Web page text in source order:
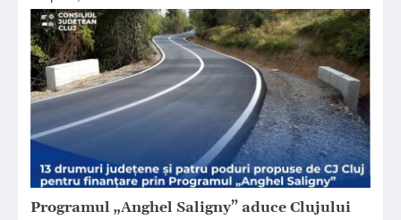
Programul „Anghel Saligny” aduce Clujului